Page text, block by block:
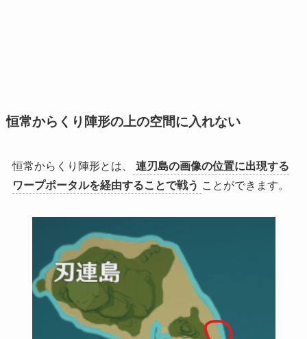
恒常からくり陣形の上の空間に入れない
恒常からくり陣形とは、
連刃島の画像の位置に出現する
ワープポータルを経由することで戦う ことができます。